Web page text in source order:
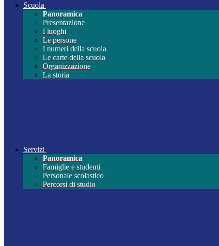
Scuola
Panoramica
Presentazione
I luoghi
Le persone
I numeri della scuola
Le carte della scuola
Organizzazione
La storia
Servizi
Panoramica
Famiglie e studenti
Personale scolastico
Percorsi di studio